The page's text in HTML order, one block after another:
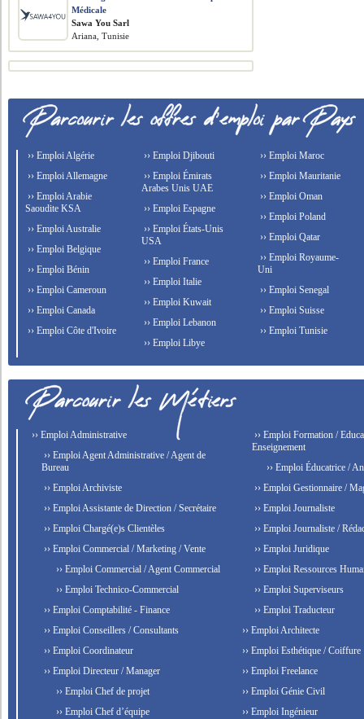
Médicale
Sawa You Sarl
Ariana, Tunisie
›› Emploi Algérie
›› Emploi Allemagne
›› Emploi Arabie
Saoudite KSA
›› Emploi Australie
›› Emploi Belgique
›› Emploi Bénin
›› Emploi Cameroun
›› Emploi Canada
›› Emploi Côte d'Ivoire
›› Emploi Djibouti
›› Emploi Émirats
Arabes Unis UAE
›› Emploi Espagne
›› Emploi États-Unis
USA
›› Emploi France
›› Emploi Italie
›› Emploi Kuwait
›› Emploi Lebanon
›› Emploi Libye
›› Emploi Maroc
›› Emploi Mauritanie
›› Emploi Oman
›› Emploi Poland
›› Emploi Qatar
›› Emploi Royaume-
Uni
›› Emploi Senegal
›› Emploi Suisse
›› Emploi Tunisie
›› Emploi Administrative
›› Emploi Agent Administrative / Agent de
Bureau
›› Emploi Archiviste
›› Emploi Assistante de Direction / Secrétaire
›› Emploi Chargé(e)s Clientèles
›› Emploi Commercial / Marketing / Vente
›› Emploi Commercial / Agent Commercial
›› Emploi Technico-Commercial
›› Emploi Comptabilité - Finance
›› Emploi Conseillers / Consultants
›› Emploi Coordinateur
›› Emploi Directeur / Manager
›› Emploi Chef de projet
›› Emploi Chef d’équipe
›› Emploi Formation /
Enseignement
›› Emploi Éducatrice /
›› Emploi Gestionnaire /
›› Emploi Journaliste
›› Emploi Journaliste /
›› Emploi Juridique
›› Emploi Ressources
›› Emploi Superviseurs
›› Emploi Traducteur
›› Emploi Architecte
›› Emploi Esthétique / Coiffure
›› Emploi Freelance
›› Emploi Génie Civil
›› Emploi Ingénieur